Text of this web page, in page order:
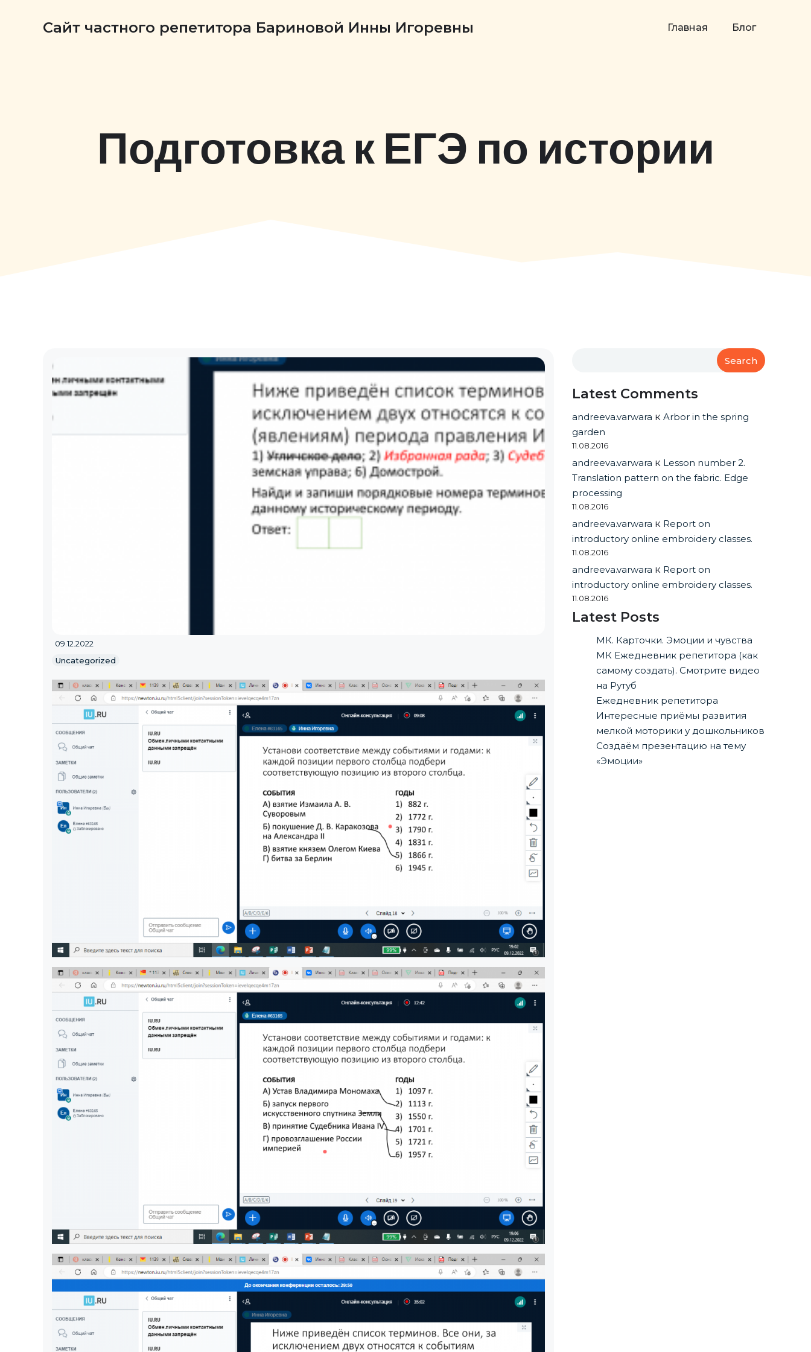
Сайт частного репетитора Бариновой Инны Игоревны Главная Блог
Подготовка к ЕГЭ по истории
09.12.2022
Uncategorized
Search
Latest Comments
andreeva.varwara кArbor in the spring
garden
11.08.2016
andreeva.varwara к Lesson number 2.
Translation pattern on the fabric. Edge
processing
11.08.2016
andreeva.varwara к Report on
introductory online embroidery classes.
11.08.2016
andreeva.varwara к Report on
introductory online embroidery classes.
11.08.2016
Latest Posts
МК. Карточки. Эмоции и чувства
МК Ежедневник репетитора (как
самому создать). Смотрите видео
на Рутуб
Ежедневник репетитора
Интересные приёмы развития
мелкой моторики у дошкольников
Создаём презентацию на тему
«Эмоции»